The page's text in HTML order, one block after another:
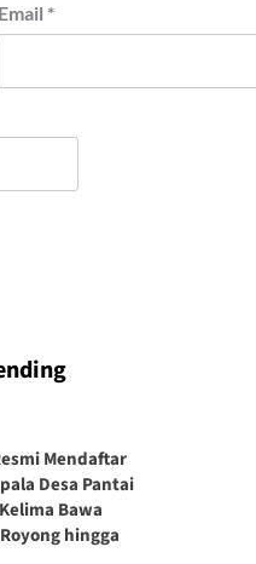
Email *
Mendaftar
Desa Pantai
Bawa
hingga